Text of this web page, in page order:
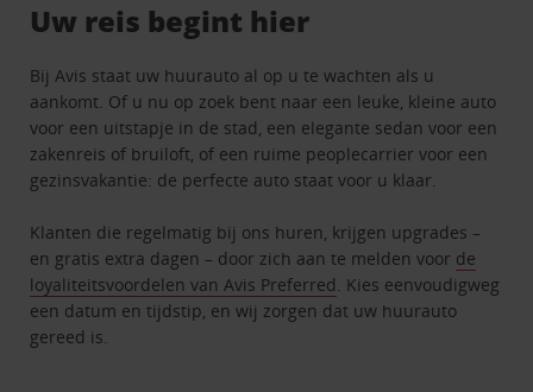
Uw reis begint hier
Bij Avis staat uw huurauto al op u te wachten als u
aankomt. Of u nu op zoek bent naar een leuke, kleine auto
voor een uitstapje in de stad, een elegante sedan voor een
zakenreis of bruiloft, of een ruime peoplecarrier voor een
gezinsvakantie: de perfecte auto staat voor u klaar.
Klanten die regelmatig bij ons huren, krijgen upgrades –
en gratis extra dagen – door zich aan te melden voor de
loyaliteitsvoordelen van Avis Preferred. Kies eenvoudigweg
een datum en tijdstip, en wij zorgen dat uw huurauto
gereed is.